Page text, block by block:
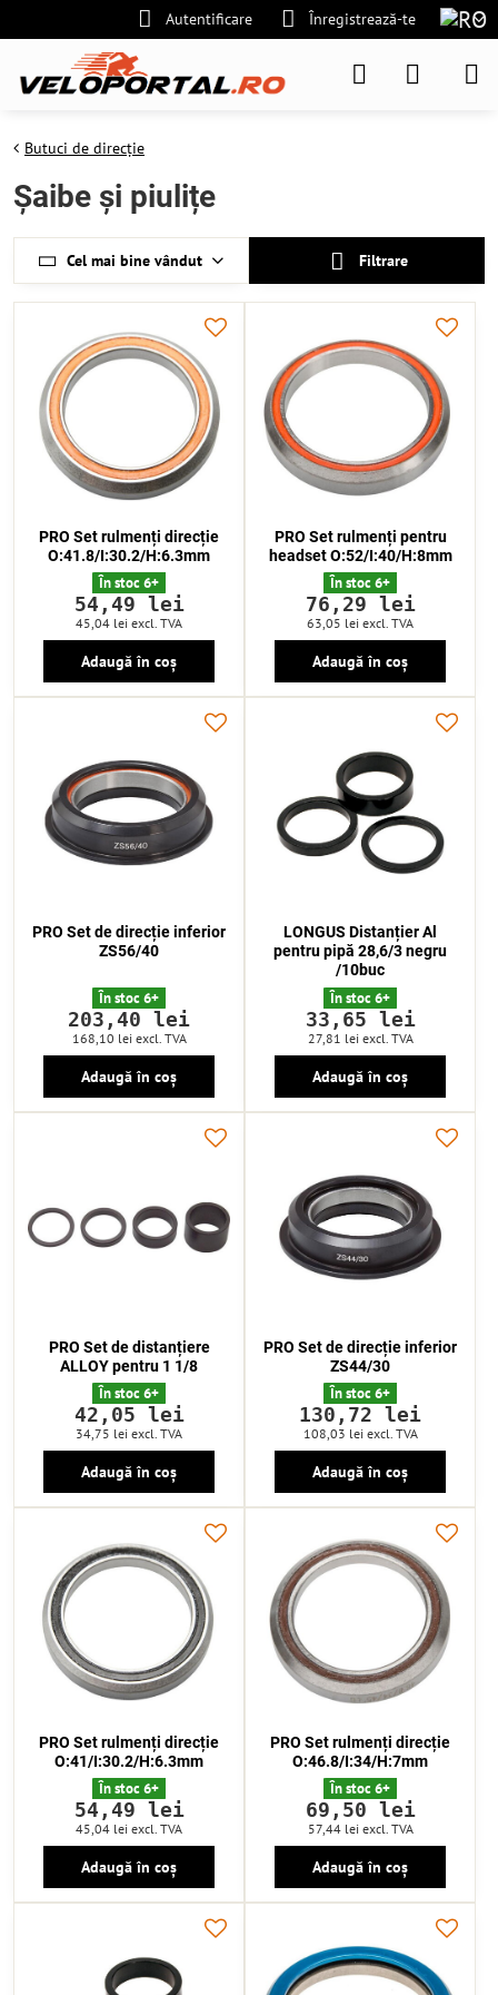
Autentificare Înregistrează-te
Butuci de direcție
Șaibe și piulițe
Cel mai bine vândut Filtrare
PRO Set rulmenți direcție
O:41.8/I:30.2/H:6.3mm
În stoc 6+
54,49 lei
45,04 lei excl. TVA
Adaugă în coș
PRO Set rulmenți pentru
headset O:52/I:40/H:8mm
În stoc 6+
76,29 lei
63,05 lei excl. TVA
Adaugă în coș
PRO Set de direcție inferior
ZS56/40
În stoc 6+
203,40 lei
168,10 lei excl. TVA
Adaugă în coș
LONGUS Distanțier Al
pentru pipă 28,6/3 negru
/10buc
În stoc 6+
33,65 lei
27,81 lei excl. TVA
Adaugă în coș
PRO Set de distanțiere
ALLOY pentru 1 1/8
În stoc 6+
42,05 lei
34,75 lei excl. TVA
Adaugă în coș
PRO Set de direcție inferior
ZS44/30
În stoc 6+
130,72 lei
108,03 lei excl. TVA
Adaugă în coș
PRO Set rulmenți direcție
O:41/I:30.2/H:6.3mm
În stoc 6+
54,49 lei
45,04 lei excl. TVA
Adaugă în coș
PRO Set rulmenți direcție
O:46.8/I:34/H:7mm
În stoc 6+
69,50 lei
57,44 lei excl. TVA
Adaugă în coș